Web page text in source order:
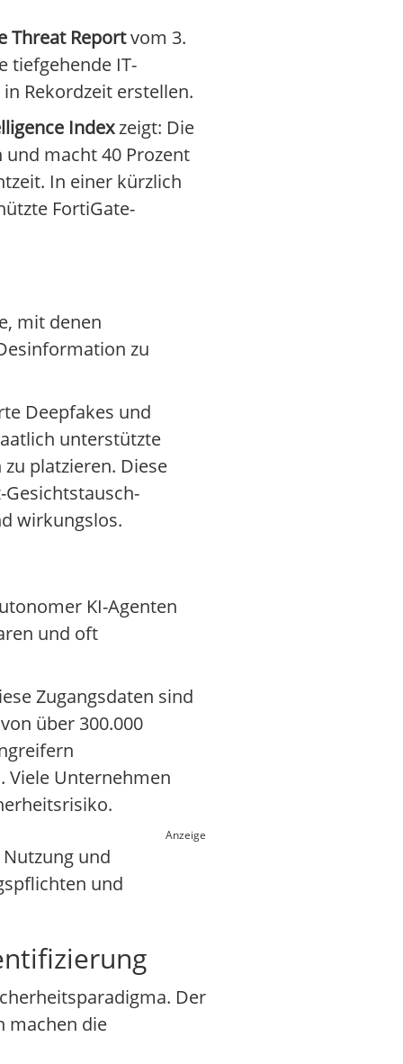
Threat Reportvom 3.
tiefgehende IT-
Rekordzeit erstellen.
Indexzeigt: Die
macht 40 Prozent
In einer kürzlich
FortiGate-
mit denen
zu
Deepfakes und
unterstützte
platzieren. Diese
wirkungslos.
KI-Agenten
und oft
Zugangsdaten sind
über 300.000
Viele Unternehmen
Anzeige
und
und
Der
machen die